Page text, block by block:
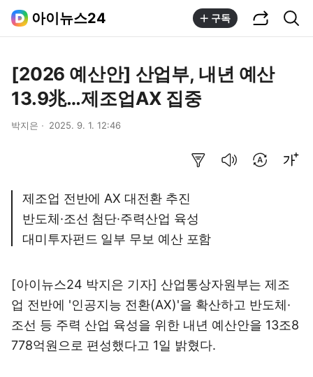
아이뉴스24 구독
[2026 예산안] 산업부, 내년 예산
13.9兆…제조업AX 집중
박지은 2025. 9. 1. 12:46
제조업 전반에 AX 대전환 추진
반도체·조선 첨단·주력산업 육성
대미투자펀드 일부 무보 예산 포함
[아이뉴스24 박지은 기자] 산업통상자원부는 제조
업 전반에 '인공지능 전환(AX)'을 확산하고 반도체·
조선 등 주력 산업 육성을 위한 내년 예산안을 13조8
778억원으로 편성했다고 1일 밝혔다.